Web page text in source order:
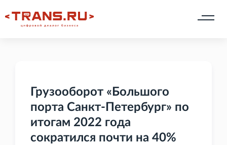
Грузооборот «Большого
порта Санкт-Петербург» по
итогам 2022 года
сократился почти на 40%